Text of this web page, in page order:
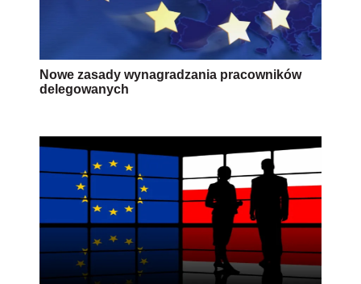
Nowe zasady wynagradzania pracowników
delegowanych